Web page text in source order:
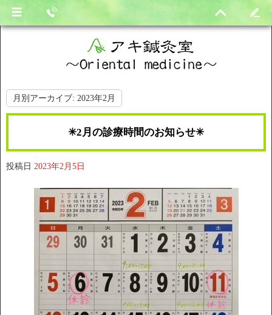
月別アーカイブ: 2023年2月
✳︎2月の診療時間のお知らせ✳︎
投稿日 2023年2月5日